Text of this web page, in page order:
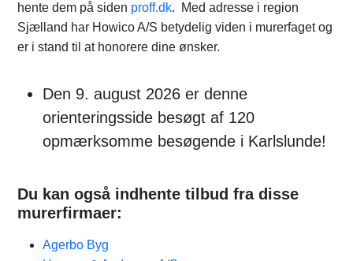
hente dem på siden proff.dk. Med adresse i region
Sjælland har Howico A/S betydelig viden i murerfaget og
er i stand til at honorere dine ønsker.
Den 9. august 2026 er denne
orienteringsside besøgt af 120
opmærksomme besøgende i Karlslunde!
Du kan også indhente tilbud fra disse
murerfirmaer:
Agerbo Byg